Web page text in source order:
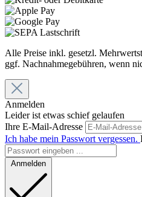
Alle Preise inkl. gesetzl.
ggf. Nachnahmegebühren, wenn
Anmelden
Leider ist etwas schief gelaufen
Ihre E-Mail-Adresse
Ich habe mein Passwort vergessen.
Anmelden